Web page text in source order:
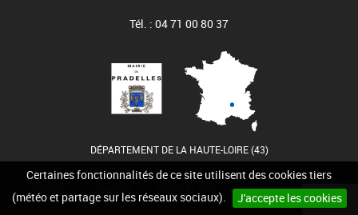
Certaines fonctionnalités de ce site utilisent des cookies tiers
(météo et partage sur les réseaux sociaux).
J'accepte les cookies
Tél. : 04 71 00 80 37
DÉPARTEMENT DE LA HAUTE-LOIRE (43)
Mentions légales